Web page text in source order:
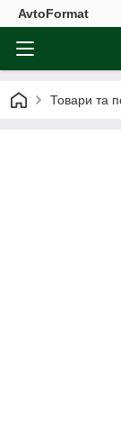
AvtoFormat
Товари та